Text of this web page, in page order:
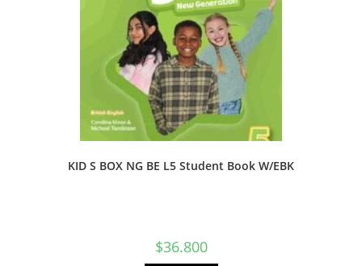
KID S BOX NG BE L5 Student Book W/EBK
$36.800